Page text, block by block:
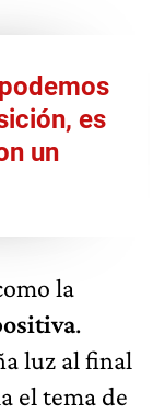
es
un
la
.
luz al final
el tema de